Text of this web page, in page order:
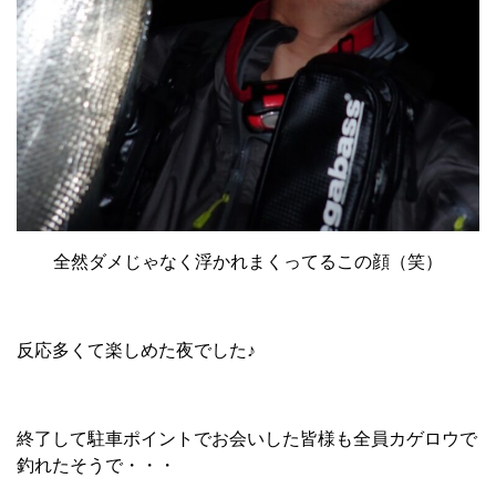
全然ダメじゃなく浮かれまくってるこの顔（笑）
反応多くて楽しめた夜でした♪
終了して駐車ポイントでお会いした皆様も全員カゲロウで
釣れたそうで・・・